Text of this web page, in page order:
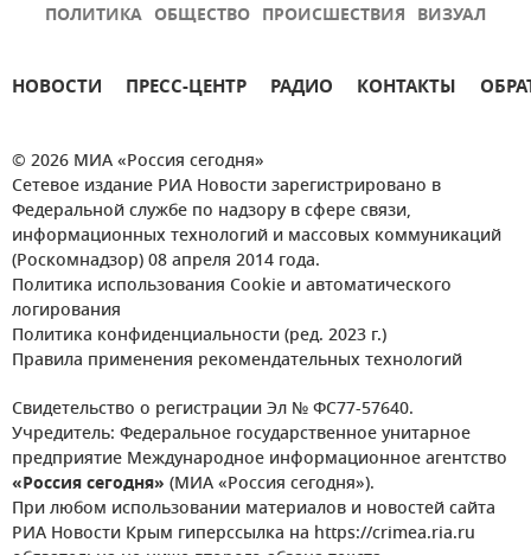
ПОЛИТИКА ОБЩЕСТВО ПРОИСШЕСТВИЯ ВИЗУАЛ
НОВОСТИ ПРЕСС-ЦЕНТР РАДИО КОНТАКТЫ
© 2026 МИА «Россия сегодня»
Сетевое издание РИА Новости зарегистрировано в
Федеральной службе по надзору в сфере связи,
информационных технологий и массовых коммуникаций
(Роскомнадзор) 08 апреля 2014 года.
Политика использования Cookie и автоматического
логирования
Политика конфиденциальности (ред. 2023 г.)
Правила применения рекомендательных технологий
Свидетельство о регистрации Эл № ФС77-57640.
Учредитель: Федеральное государственное унитарное
предприятие Международное информационное агентство
«Россия сегодня» (МИА «Россия сегодня»).
При любом использовании материалов и новостей сайта
РИА Новости Крым гиперссылка на https://crimea.ria.ru